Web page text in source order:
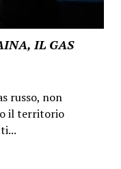
IL GAS
russo, non
il territorio